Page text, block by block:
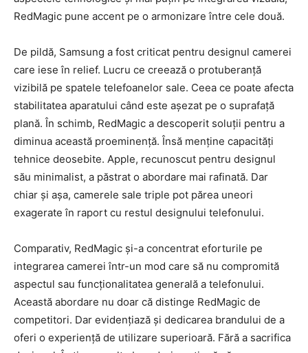
RedMagic pune accent pe o armonizare între cele două.
De pildă, Samsung a fost criticat pentru designul camerei
care iese în relief. Lucru ce creează o protuberanță
vizibilă pe spatele telefoanelor sale. Ceea ce poate afecta
stabilitatea aparatului când este așezat pe o suprafață
plană. În schimb, RedMagic a descoperit soluții pentru a
diminua această proeminență. Însă menține capacități
tehnice deosebite. Apple, recunoscut pentru designul
său minimalist, a păstrat o abordare mai rafinată. Dar
chiar și așa, camerele sale triple pot părea uneori
exagerate în raport cu restul designului telefonului.
Comparativ, RedMagic și-a concentrat eforturile pe
integrarea camerei într-un mod care să nu compromită
aspectul sau funcționalitatea generală a telefonului.
Această abordare nu doar că distinge RedMagic de
competitori. Dar evidențiază și dedicarea brandului de a
oferi o experiență de utilizare superioară. Fără a sacrifica